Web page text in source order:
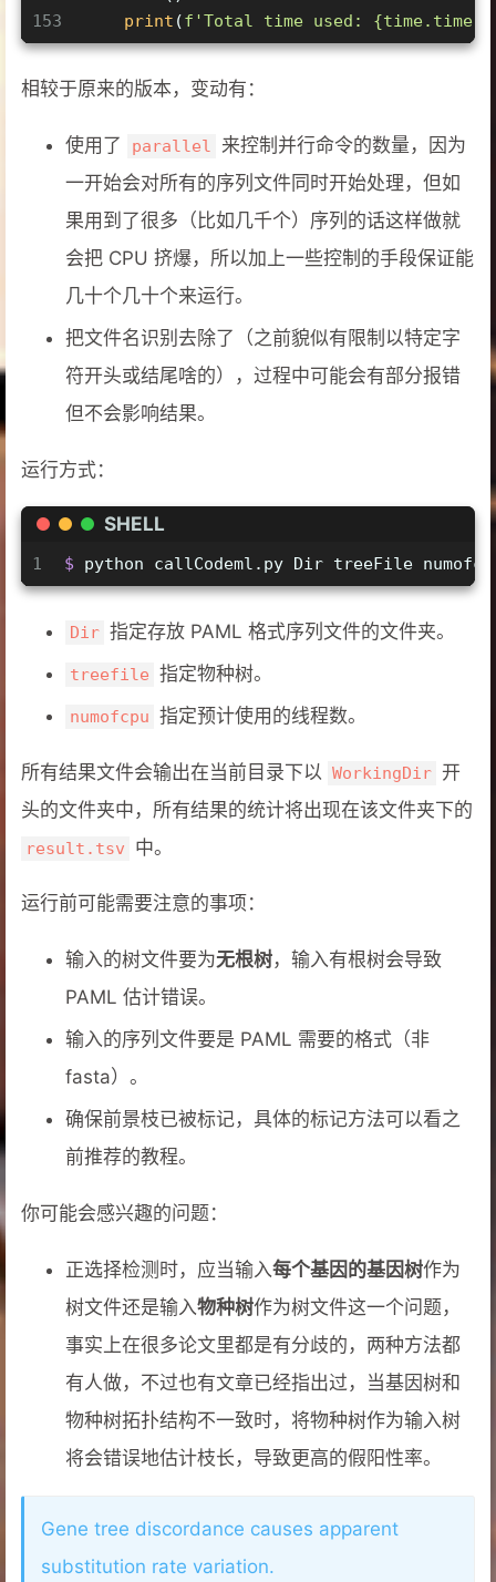
153
print (f'Total time used:
相较于原来的版本，变动有：
使用了 parallel
来控制并行命令的数量，因为
一开始会对所有的序列文件同时开始处理，但如
果用到了很多（比如几千个）序列的话这样做就
会把 CPU 挤爆，所以加上一些控制的手段保证能
几十个几十个来运行。
把文件名识别去除了（之前貌似有限制以特定字
符开头或结尾啥的），过程中可能会有部分报错
但不会影响结果。
运行方式：
SHELL
1 $ python callCodeml.py Dir treeFile
Dir 指定存放 PAML 格式序列文件的文件夹。
treefile 指定物种树。
numofcpu 指定预计使用的线程数。
所有结果文件会输出在当前目录下以 WorkingDir 开
头的文件夹中，所有结果的统计将出现在该文件夹下的
result.tsv 中。
运行前可能需要注意的事项：
输入的树文件要为无根树，输入有根树会导致
PAML 估计错误。
输入的序列文件要是 PAML 需要的格式（非
fasta）。
确保前景枝已被标记，具体的标记方法可以看之
前推荐的教程。
你可能会感兴趣的问题：
正选择检测时，应当输入每个基因的基因树作为
树文件还是输入物种树作为树文件这一个问题，
事实上在很多论文里都是有分歧的，两种方法都
有人做，不过也有文章已经指出过，当基因树和
物种树拓扑结构不一致时，将物种树作为输入树
将会错误地估计枝长，导致更高的假阳性率。
Gene tree discordance causes apparent
substitution rate variation.